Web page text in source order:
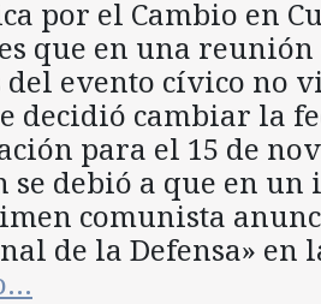
por el Cambio en
que en una
evento cívico no
decidió cambiar la
para el 15 de
se debió a que en
comunista
de la Defensa» en